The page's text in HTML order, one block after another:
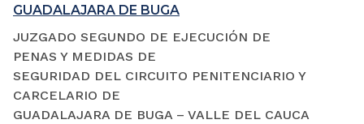
GUADALAJARA DE BUGA
JUZGADO SEGUNDO DE EJECUCIÓN DE
PENAS Y MEDIDAS DE
SEGURIDAD DEL CIRCUITO PENITENCIARIO Y
CARCELARIO DE
GUADALAJARA DE BUGA – VALLE DEL CAUCA